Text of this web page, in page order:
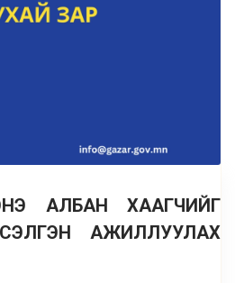
АЛБАН ХААГЧИЙГ
АЖИЛЛУУЛАХ